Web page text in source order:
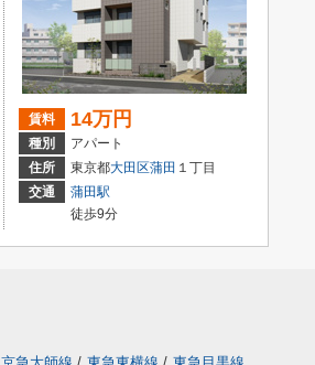
賃料 14万円
種別
アパート
住所
東京都大田区蒲田 １丁目
交通
蒲田駅
徒歩9分